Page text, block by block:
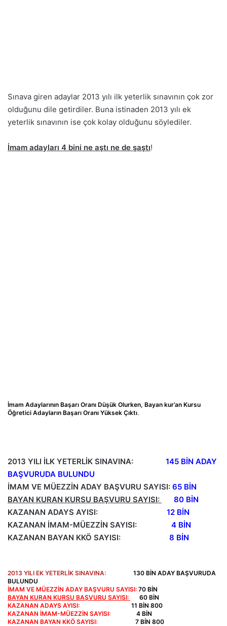
Sınava giren adaylar 2013 yılı ilk yeterlik sınavının çok zor
olduğunu dile getirdiler. Buna istinaden 2013 yılı ek
yeterlik sınavının ise çok kolay olduğunu söylediler.
İmam adayları 4 bini ne aştı ne de şaştı!
İmam Adaylarının Başarı Oranı Düşük Olurken, Bayan kur’an Kursu
Öğretici Adayların Başarı Oranı Yüksek Çıktı.
2013 YILI İLK YETERLİK SINAVINA:
145 BİN ADAY
BAŞVURUDA BULUNDU
İMAM VE MÜEZZİN ADAY BAŞVURU SAYISI: 65 BİN
BAYAN KURAN KURSU BAŞVURU SAYISI:
80 BİN
KAZANAN ADAYS AYISI:
12 BİN
KAZANAN İMAM-MÜEZZİN SAYISI:
4 BİN
KAZANAN BAYAN KKÖ SAYISI: 8 BİN
2013 YILI EK YETERLİK SINAVINA:
130 BİN ADAY BAŞVURUDA
BULUNDU
İMAM VE MÜEZZİN ADAY BAŞVURU SAYISI: 70 BİN
BAYAN KURAN KURSU BAŞVURU SAYISI:
60 BİN
KAZANAN ADAYS AYISI:
11 BİN 800
KAZANAN İMAM-MÜEZZİN SAYISI:
4 BİN
KAZANAN BAYAN KKÖ SAYISI:
7 BİN 800